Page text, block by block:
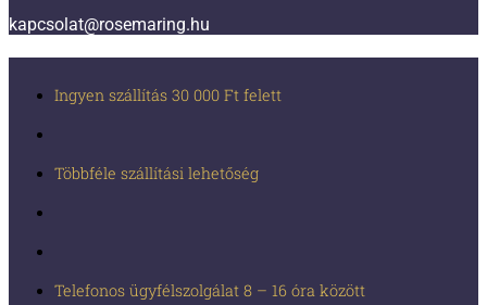
kapcsolat@rosemaring.hu
Ingyen szállítás 30 000 Ft felett
Többféle szállítási lehetőség
Telefonos ügyfélszolgálat 8 – 16 óra között